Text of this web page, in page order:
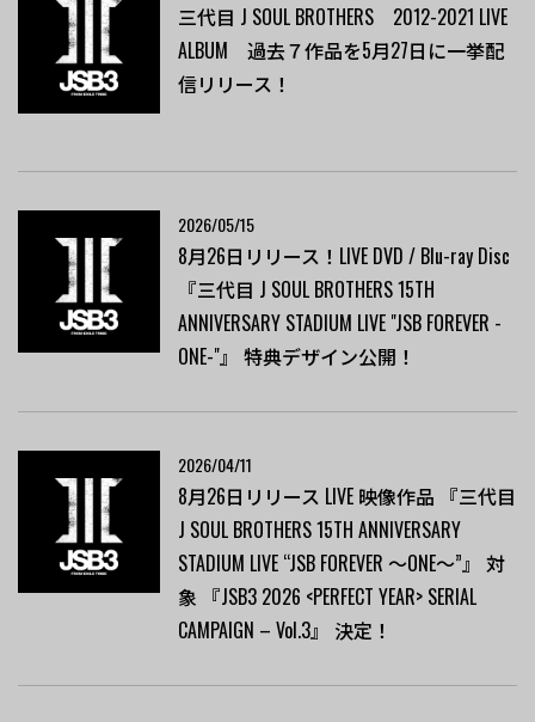
三代目 J SOUL BROTHERS 2012-2021 LIVE
ALBUM 過去７作品を5月27日に一挙配
信リリース！
2026/05/15
8月26日リリース！LIVE DVD / Blu-ray Disc
『三代目 J SOUL BROTHERS 15TH
ANNIVERSARY STADIUM LIVE "JSB FOREVER -
ONE-"』 特典デザイン公開！
2026/04/11
8月26日リリース LIVE 映像作品 『三代目
J SOUL BROTHERS 15TH ANNIVERSARY
STADIUM LIVE “JSB FOREVER ～ONE～”』 対
象 『JSB3 2026 <PERFECT YEAR> SERIAL
CAMPAIGN – Vol.3』 決定！